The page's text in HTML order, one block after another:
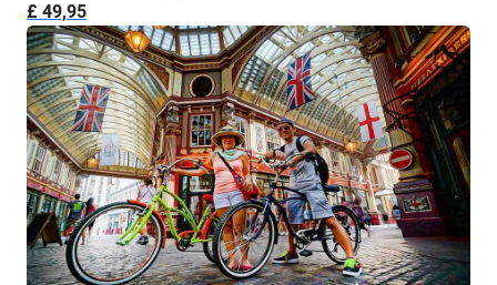
£ 49,95